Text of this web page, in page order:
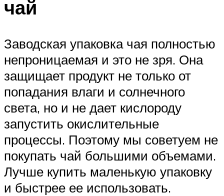
чай
Заводская упаковка чая полностью
непроницаемая и это не зря. Она
защищает продукт не только от
попадания влаги и солнечного
света, но и не дает кислороду
запустить окислительные
процессы. Поэтому мы советуем не
покупать чай большими объемами.
Лучше купить маленькую упаковку
и быстрее ее использовать.